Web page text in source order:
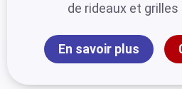
de rideaux et
En savoir plus